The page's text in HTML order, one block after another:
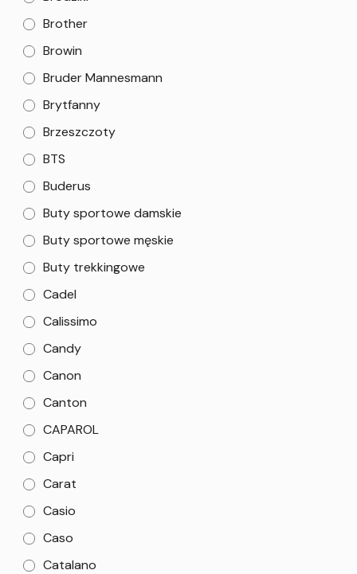
Brother
Browin
Bruder Mannesmann
Brytfanny
Brzeszczoty
BTS
Buderus
Buty sportowe damskie
Buty sportowe męskie
Buty trekkingowe
Cadel
Calissimo
Candy
Canon
Canton
CAPAROL
Capri
Carat
Casio
Caso
Catalano